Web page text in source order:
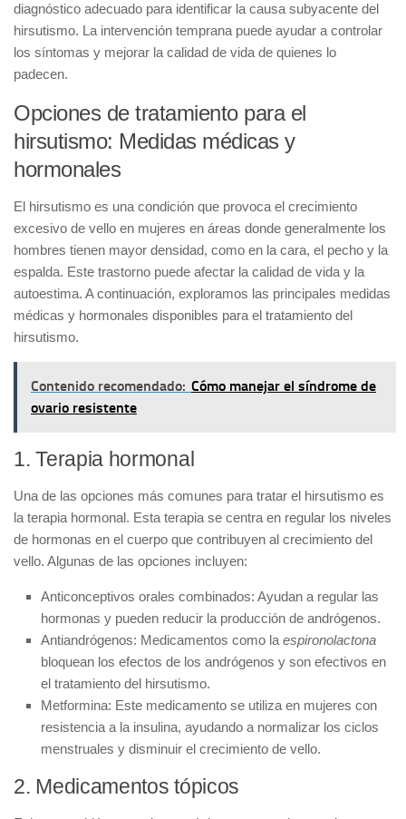
diagnóstico adecuado para identificar la causa subyacente del
hirsutismo. La intervención temprana puede ayudar a controlar
los síntomas y mejorar la calidad de vida de quienes lo
padecen.
Opciones de tratamiento para el
hirsutismo: Medidas médicas y
hormonales
El hirsutismo es una condición que provoca el crecimiento
excesivo de vello en mujeres en áreas donde generalmente los
hombres tienen mayor densidad, como en la cara, el pecho y la
espalda. Este trastorno puede afectar la calidad de vida y la
autoestima. A continuación, exploramos las principales medidas
médicas y hormonales disponibles para el tratamiento del
hirsutismo.
Contenido recomendado: Cómo manejar el síndrome de
ovario resistente
1. Terapia hormonal
Una de las opciones más comunes para tratar el hirsutismo es
la terapia hormonal. Esta terapia se centra en regular los niveles
de hormonas en el cuerpo que contribuyen al crecimiento del
vello. Algunas de las opciones incluyen:
Anticonceptivos orales combinados: Ayudan a regular las
hormonas y pueden reducir la producción de andrógenos.
Antiandrógenos: Medicamentos como la espironolactona
bloquean los efectos de los andrógenos y son efectivos en
el tratamiento del hirsutismo.
Metformina: Este medicamento se utiliza en mujeres con
resistencia a la insulina, ayudando a normalizar los ciclos
menstruales y disminuir el crecimiento de vello.
2. Medicamentos tópicos